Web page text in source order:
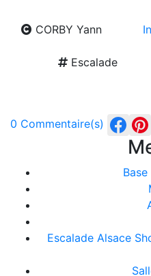
CORBY Yann
Escalade
0 Commentaire(s)
Escalade Alsace